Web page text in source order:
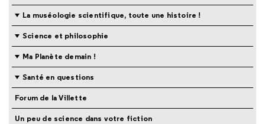
La muséologie scientifique, toute une histoire !
Science et philosophie
Ma Planète demain !
Santé en questions
Forum de la Villette
Un peu de science dans votre fiction